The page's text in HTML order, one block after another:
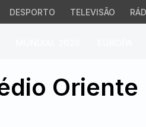
DESPORTO TELEVISÃO
Oriente